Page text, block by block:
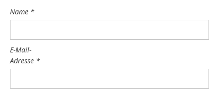
Name *
E-Mail-
Adresse *